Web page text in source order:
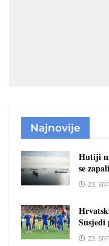
Najnovije
Hutiji
se
23.
Susjedi
23.